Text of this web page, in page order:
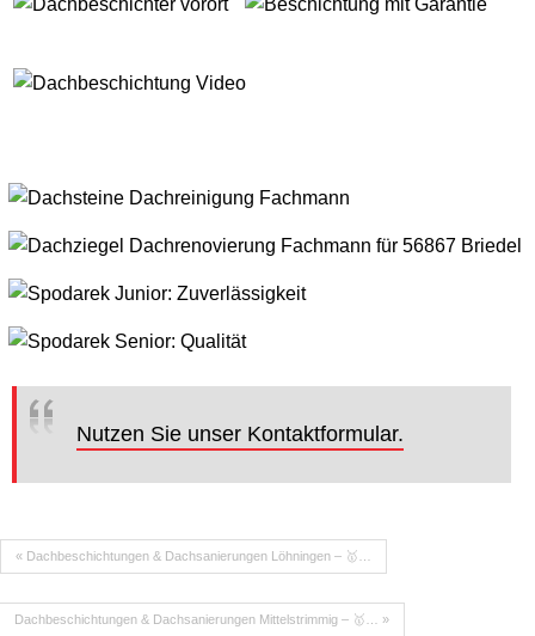
Nutzen Sie unser Kontaktformular.
« Dachbeschichtungen & Dachsanierungen Löhningen – 🥇…
Dachbeschichtungen & Dachsanierungen Mittelstrimmig – 🥇… »